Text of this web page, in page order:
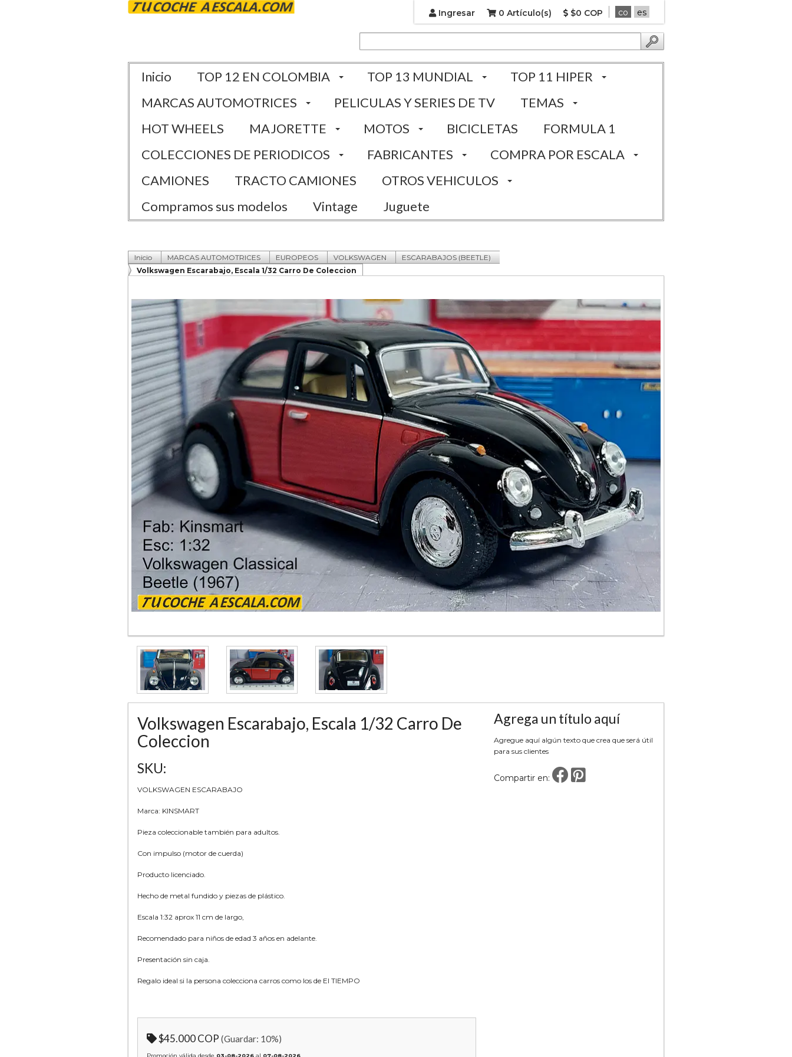
Ingresar 0 Artículo(s) $0 COP co es
Inicio TOP 12 EN COLOMBIA TOP 13 MUNDIAL
TOP 11 HIPER
MARCAS AUTOMOTRICES
PELICULAS Y SERIES DE TV
TEMAS
HOT WHEELS
MAJORETTE MOTOS BICICLETAS
FORMULA 1
COLECCIONES DE PERIODICOS
FABRICANTES
COMPRA POR ESCALA
CAMIONES
TRACTO CAMIONES
OTROS VEHICULOS
Compramos sus modelos
Vintage Juguete
Inicio MARCAS AUTOMOTRICES EUROPEOS VOLKSWAGEN
ESCARABAJOS (BEETLE)
Volkswagen Escarabajo, Escala 1/32 Carro De Coleccion
Volkswagen Escarabajo, Escala 1/32 Carro De
Coleccion
SKU:
VOLKSWAGEN ESCARABAJO
Marca: KINSMART
Pieza coleccionable también para adultos.
Con impulso (motor de cuerda)
Producto licenciado.
Hecho de metal fundido y piezas de plástico.
Escala 1:32 aprox 11 cm de largo,
Recomendado para niños de edad 3 años en adelante.
Presentación sin caja.
Regalo ideal si la persona colecciona carros como los de El TIEMPO
$45.000 COP (Guardar: 10%)
Promoción válida desde 03-08-2026 al 07-08-2026
Agrega un título aquí
Agregue aquí algún texto que crea que será útil
para sus clientes
Compartir en: